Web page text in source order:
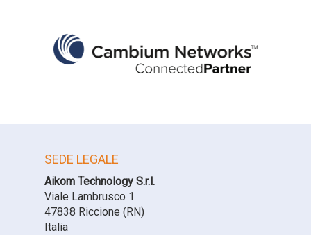
SEDE LEGALE
Aikom Technology S.r.l.
Viale Lambrusco 1
47838 Riccione (RN)
Italia